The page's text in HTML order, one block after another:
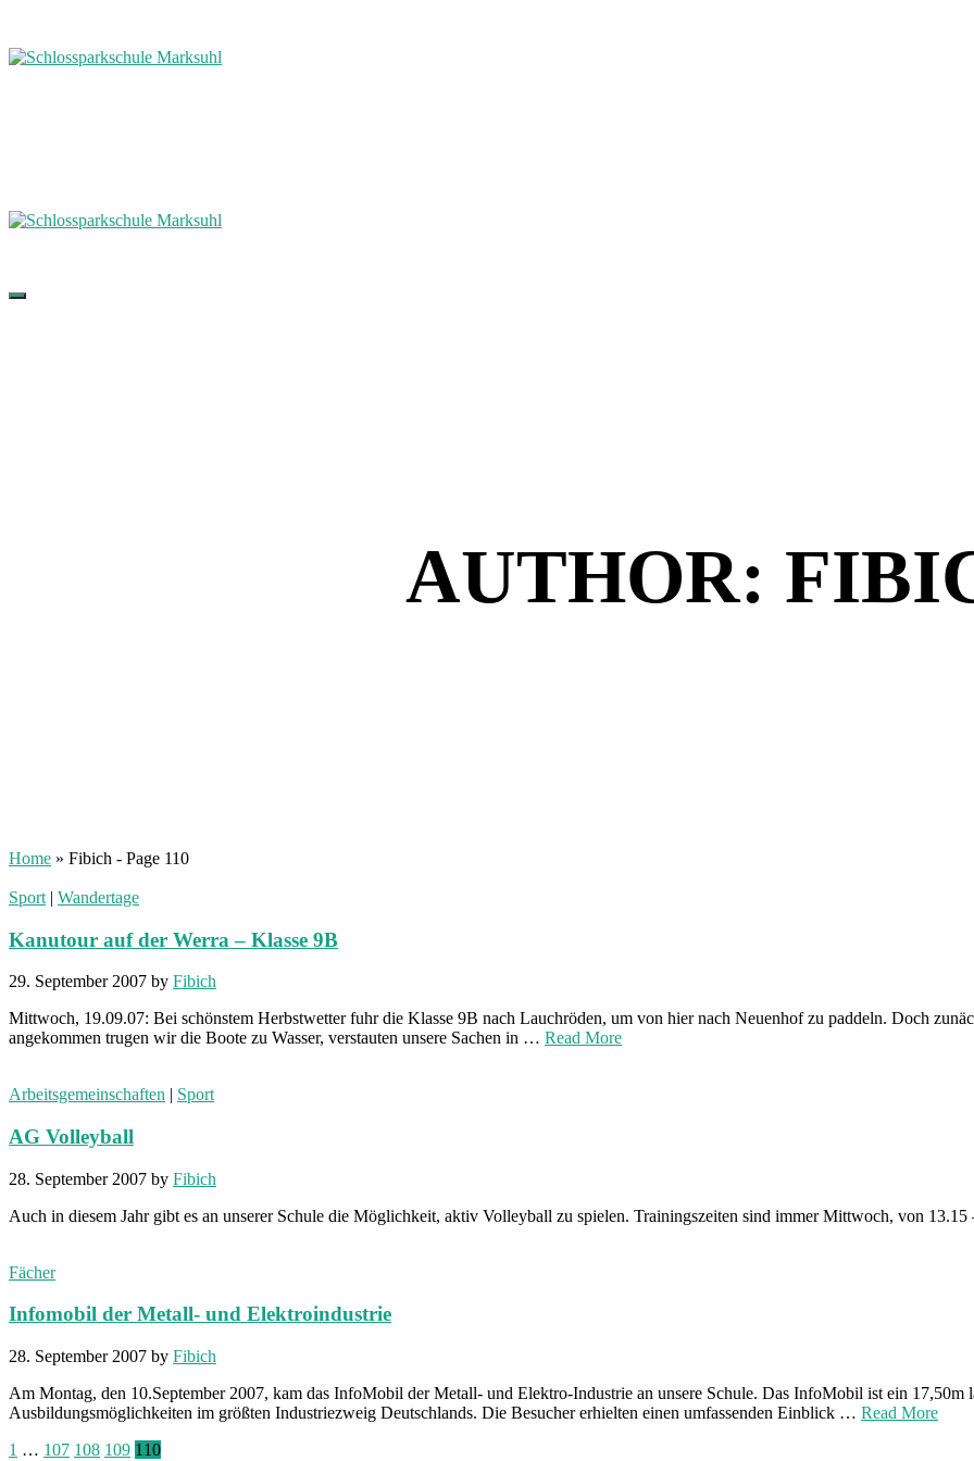
AUTHOR:
Home » Fibich - Page 110
Sport | Wandertage
Kanutour auf der Werra – Klasse 9B
29. September 2007 by Fibich
Mittwoch, 19.09.07: Bei schönstem Herbstwetter fuhr die Klasse 9B nach Lauchröden, um von hier nach Neuenhof zu paddeln. Doch
angekommen trugen wir die Boote zu Wasser, verstauten unsere Sachen in … Read More
Arbeitsgemeinschaften | Sport
AG Volleyball
28. September 2007 by Fibich
Auch in diesem Jahr gibt es an unserer Schule die Möglichkeit, aktiv Volleyball zu spielen. Trainingszeiten sind immer Mittwoch, von 13.15
Fächer
Infomobil der Metall- und Elektroindustrie
28. September 2007 by Fibich
Am Montag, den 10.September 2007, kam das InfoMobil der Metall- und Elektro-Industrie an unsere Schule. Das InfoMobil ist ein
Ausbildungsmöglichkeiten im größten Industriezweig Deutschlands. Die Besucher erhielten einen umfassenden Einblick … Read More
Seitennummerierung
1 … 107 108 109 110